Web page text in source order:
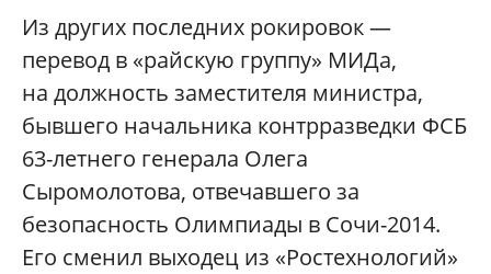
Из других последних рокировок —
перевод в «райскую группу» МИДа,
на должность заместителя министра,
бывшего начальника контрразведки ФСБ
63-летнего генерала Олега
Сыромолотова, отвечавшего за
безопасность Олимпиады в Сочи-2014.
Его сменил выходец из «Ростехнологий»